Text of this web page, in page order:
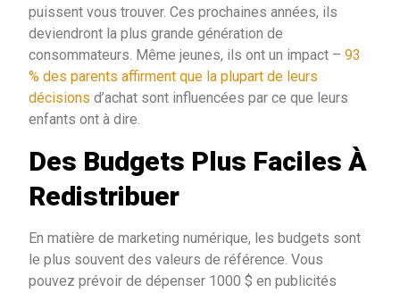
puissent vous trouver. Ces prochaines années, ils
deviendront la plus grande génération de
consommateurs. Même jeunes, ils ont un impact – 93
% des parents affirment que la plupart de leurs
décisions d’achat sont influencées par ce que leurs
enfants ont à dire.
Des Budgets Plus Faciles À
Redistribuer
En matière de marketing numérique, les budgets sont
le plus souvent des valeurs de référence. Vous
pouvez prévoir de dépenser 1000 $ en publicités